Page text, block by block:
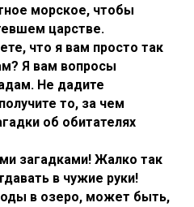
морское, чтобы
царстве.
что я вам просто так
Я вам вопросы
Не дадите
то, за чем
об обитателях
загадками! Жалко так
в чужие руки!
в озеро, может быть,